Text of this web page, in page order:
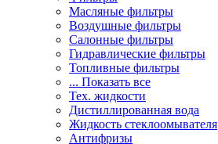
Масляные фильтры
Воздушные фильтры
Салонные фильтры
Гидравлические фильтры
Топливные фильтры
... Показать все
Тех. жидкости
Дистиллированная вода
Жидкость стеклоомывателя
Антифризы